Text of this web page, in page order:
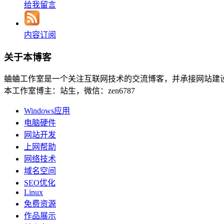
给我留言
内容订阅
关于本博客
蛐蛐工作室是一个关注互联网技术的交流博客，并承接网站建
本工作室博主：站生，微信：zen6787
Windows应用
电脑硬件
网站开发
上网帮助
网络技术
域名空间
SEO优化
Linux
免费资源
作品展示